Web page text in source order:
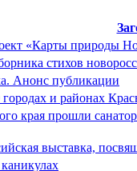
«Карты природы
стихов
Анонс публикации
и районах
края прошли
выставка,